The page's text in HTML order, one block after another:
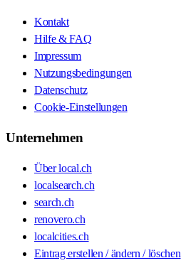
Kontakt
Hilfe & FAQ
Impressum
Nutzungsbedingungen
Datenschutz
Cookie-Einstellungen
Unternehmen
Über local.ch
localsearch.ch
search.ch
renovero.ch
localcities.ch
Eintrag erstellen / ändern / löschen